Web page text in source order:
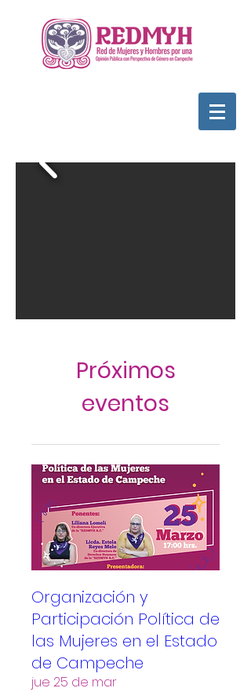
Próximos
eventos
Organización y
Participación Política de
las Mujeres en el Estado
de Campeche
jue 25 de mar